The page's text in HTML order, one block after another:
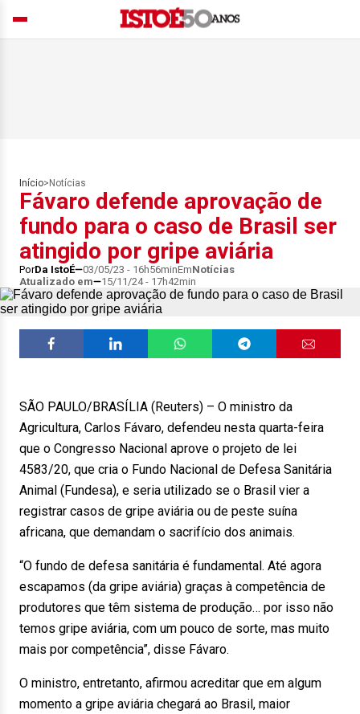
Início> Notícias
Fávaro defende aprovação de
fundo para o caso de Brasil ser
atingido por gripe aviária
PorDa IstoÉ 03/05/23 - 16h56minEmNotícias
Atualizado em
15/11/24 - 17h42min
SÃO PAULO/BRASÍLIA (Reuters) – O ministro da
Agricultura, Carlos Fávaro, defendeu nesta quarta-feira
que o Congresso Nacional aprove o projeto de lei
4583/20, que cria o Fundo Nacional de Defesa Sanitária
Animal (Fundesa), e seria utilizado se o Brasil vier a
registrar casos de gripe aviária ou de peste suína
africana, que demandam o sacrifício dos animais.
“O fundo de defesa sanitária é fundamental. Até agora
escapamos (da gripe aviária) graças à competência de
produtores que têm sistema de produção… por isso não
temos gripe aviária, com um pouco de sorte, mas muito
mais por competência”, disse Fávaro.
O ministro, entretanto, afirmou acreditar que em algum
momento a gripe aviária chegará ao Brasil, maior